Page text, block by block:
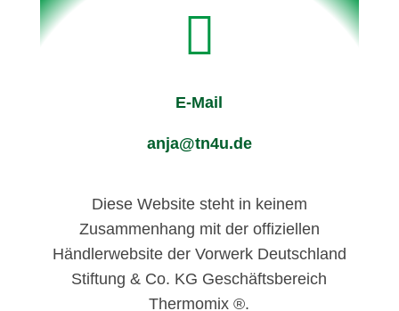

E-Mail
anja@tn4u.de
Diese Website steht in keinem
Zusammenhang mit der offiziellen
Händlerwebsite der Vorwerk Deutschland
Stiftung & Co. KG Geschäftsbereich
Thermomix ®.